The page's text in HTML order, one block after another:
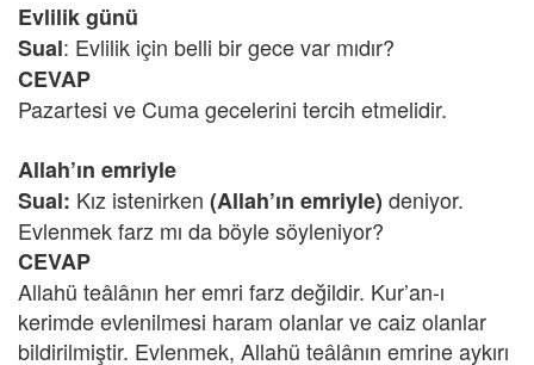
Evlilik günü
Sual: Evlilik için belli bir gece var mıdır?
CEVAP
Pazartesi ve Cuma gecelerini tercih etmelidir.
Allah’ın emriyle
Sual: Kız istenirken (Allah’ın emriyle) deniyor.
Evlenmek farz mı da böyle söyleniyor?
CEVAP
Allahü teâlânın her emri farz değildir. Kur’an-ı
kerimde evlenilmesi haram olanlar ve caiz olanlar
bildirilmiştir. Evlenmek, Allahü teâlânın emrine aykırı